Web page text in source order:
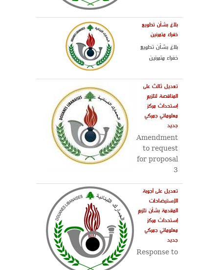
بلاغ بشأن تطويع
خفراء متمرنين
بلاغ بشأن تطويع
خفراء متمرنين
تعديل ثالث على
المناقصة لتلزيم
إستحداث مركز
معلوماتي جمركي
جديد
Amendment
to request
for proposal
3
تعديل على أجوبة
الإستيضاحات
المقدمة بشأن تلزبم
إستحداث مركز
معلوماتي جمركي
جديد
Response to